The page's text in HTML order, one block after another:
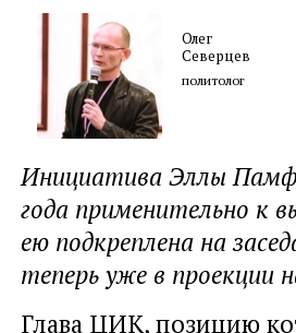
Олег
Северцев
политолог
Инициатива Эллы
года применительно к
ею подкреплена на
теперь уже в проекции
Глава ЦИК, позицию